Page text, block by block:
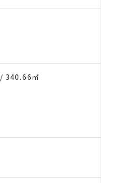
/ 340.66㎡